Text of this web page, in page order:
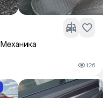
Механика
126